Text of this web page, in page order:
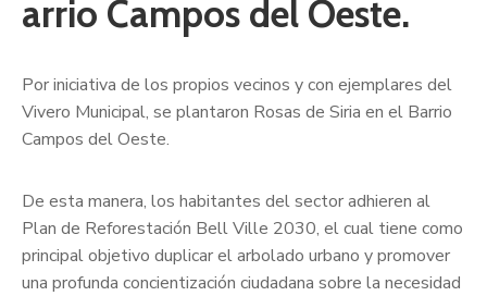
arrio Campos del Oeste.
Por iniciativa de los propios vecinos y con ejemplares del
Vivero Municipal, se plantaron Rosas de Siria en el Barrio
Campos del Oeste.
De esta manera, los habitantes del sector adhieren al
Plan de Reforestación Bell Ville 2030, el cual tiene como
principal objetivo duplicar el arbolado urbano y promover
una profunda concientización ciudadana sobre la necesidad